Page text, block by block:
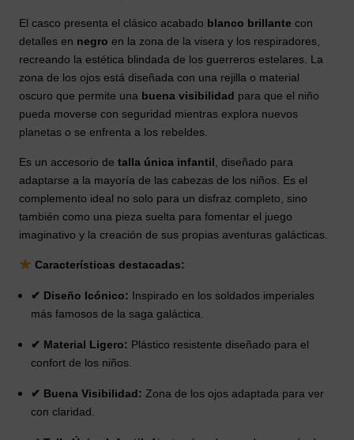
El casco presenta el clásico acabado blanco brillante con
detalles en negro en la zona de la visera y los respiradores,
recreando la estética blindada de los guerreros estelares. La
zona de los ojos está diseñada con una rejilla o material
oscuro que permite una buena visibilidad para que el niño
pueda moverse con seguridad mientras explora nuevos
planetas o se enfrenta a los rebeldes.
Es un accesorio de talla única infantil , diseñado para
adaptarse a la mayoría de las cabezas de los niños. Es el
complemento ideal no solo para un disfraz completo, sino
también como una pieza suelta para fomentar el juego
imaginativo y la creación de sus propias aventuras galácticas.
Características destacadas:
✔ Diseño Icónico: Inspirado en los soldados imperiales
más famosos de la saga galáctica.
✔ Material Ligero: Plástico resistente diseñado para el
confort de los niños.
✔ Buena Visibilidad: Zona de los ojos adaptada para ver
con claridad.